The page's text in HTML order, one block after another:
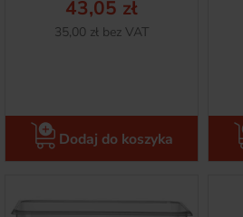
43,05 zł
Netto
35,00 zł bez VAT
Dodaj do koszyka